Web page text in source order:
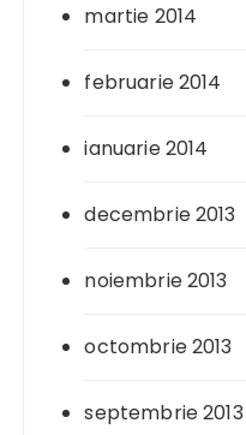
martie 2014
februarie 2014
ianuarie 2014
decembrie 2013
noiembrie 2013
octombrie 2013
septembrie 2013